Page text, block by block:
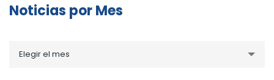
Noticias por Mes
porElegir el mes